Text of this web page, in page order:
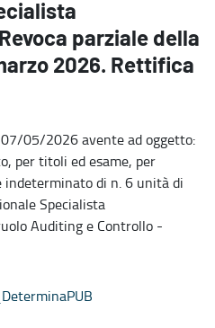
parziale della
2026. Rettifica
07/05/2026 avente ad oggetto:
per titoli ed esame, per
indeterminato di n. 6 unità di
Specialista
Auditing e Controllo -